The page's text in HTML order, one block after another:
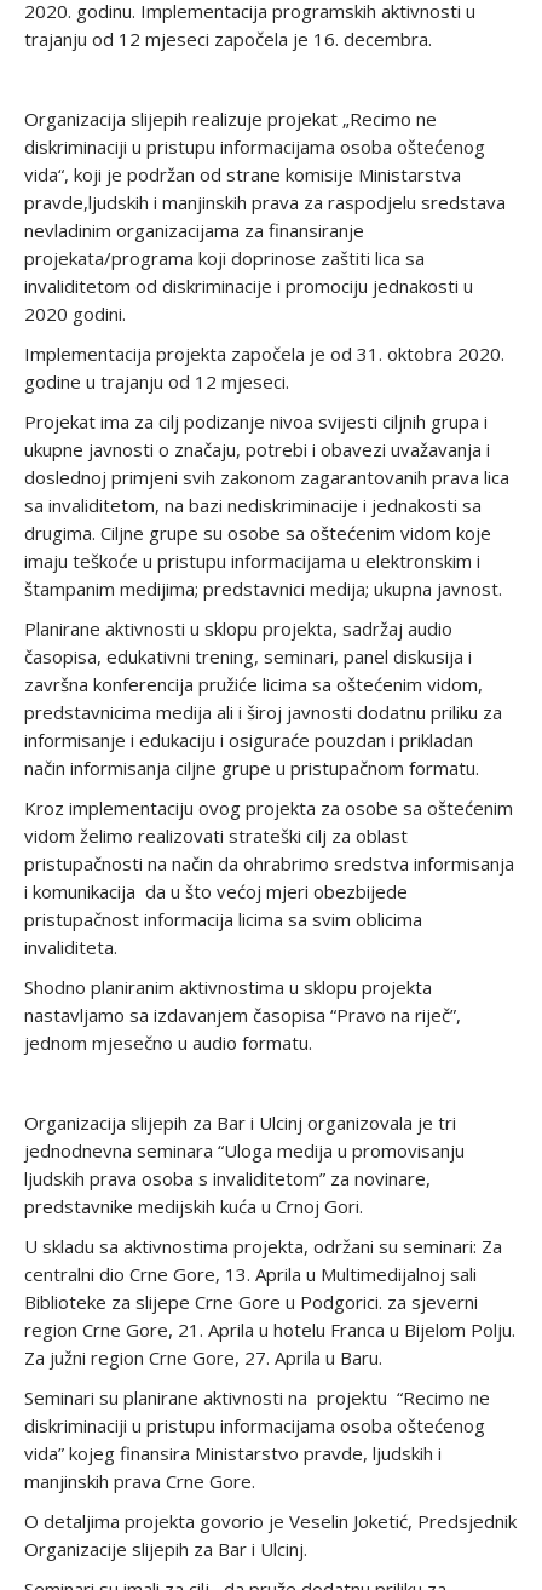
2020. godinu. Implementacija programskih aktivnosti u
trajanju od 12 mjeseci započela je 16. decembra.
Organizacija slijepih realizuje projekat „Recimo ne
diskriminaciji u pristupu informacijama osoba oštećenog
vida“, koji je podržan od strane komisije Ministarstva
pravde,ljudskih i manjinskih prava za raspodjelu sredstava
nevladinim organizacijama za finansiranje
projekata/programa koji doprinose zaštiti lica sa
invaliditetom od diskriminacije i promociju jednakosti u
2020 godini.
Implementacija projekta započela je od 31. oktobra 2020.
godine u trajanju od 12 mjeseci.
Projekat ima za cilj podizanje nivoa svijesti ciljnih grupa i
ukupne javnosti o značaju, potrebi i obavezi uvažavanja i
doslednoj primjeni svih zakonom zagarantovanih prava lica
sa invaliditetom, na bazi nediskriminacije i jednakosti sa
drugima. Ciljne grupe su osobe sa oštećenim vidom koje
imaju teškoće u pristupu informacijama u elektronskim i
štampanim medijima; predstavnici medija; ukupna javnost.
Planirane aktivnosti u sklopu projekta, sadržaj audio
časopisa, edukativni trening, seminari, panel diskusija i
završna konferencija pružiće licima sa oštećenim vidom,
predstavnicima medija ali i široj javnosti dodatnu priliku za
informisanje i edukaciju i osiguraće pouzdan i prikladan
način informisanja ciljne grupe u pristupačnom formatu.
Kroz implementaciju ovog projekta za osobe sa oštećenim
vidom želimo realizovati strateški cilj za oblast
pristupačnosti na način da ohrabrimo sredstva informisanja
i komunikacija da u što većoj mjeri obezbijede
pristupačnost informacija licima sa svim oblicima
invaliditeta.
Shodno planiranim aktivnostima u sklopu projekta
nastavljamo sa izdavanjem časopisa “Pravo na riječ”,
jednom mjesečno u audio formatu.
Organizacija slijepih za Bar i Ulcinj organizovala je tri
jednodnevna seminara “Uloga medija u promovisanju
ljudskih prava osoba s invaliditetom” za novinare,
predstavnike medijskih kuća u Crnoj Gori.
U skladu sa aktivnostima projekta, održani su seminari: Za
centralni dio Crne Gore, 13. Aprila u Multimedijalnoj sali
Biblioteke za slijepe Crne Gore u Podgorici. za sjeverni
region Crne Gore, 21. Aprila u hotelu Franca u Bijelom Polju.
Za južni region Crne Gore, 27. Aprila u Baru.
Seminari su planirane aktivnosti na projektu “Recimo ne
diskriminaciji u pristupu informacijama osoba oštećenog
vida” kojeg finansira Ministarstvo pravde, ljudskih i
manjinskih prava Crne Gore.
O detaljima projekta govorio je Veselin Joketić, Predsjednik
Organizacije slijepih za Bar i Ulcinj.